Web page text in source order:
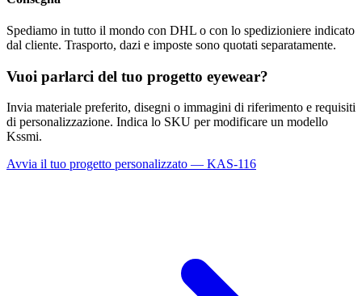
Spediamo in tutto il mondo con DHL o con lo spedizioniere indicato
dal cliente. Trasporto, dazi e imposte sono quotati separatamente.
Vuoi parlarci del tuo progetto eyewear?
Invia materiale preferito, disegni o immagini di riferimento e requisiti
di personalizzazione. Indica lo SKU per modificare un modello
Kssmi.
Avvia il tuo progetto personalizzato — KAS-116